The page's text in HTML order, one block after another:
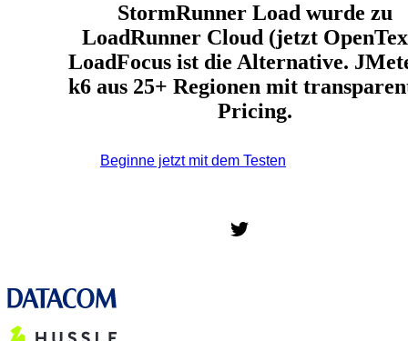
StormRunner Load wurde zu
LoadRunner Cloud (jetzt
LoadFocus ist die Alternative.
k6 aus 25+ Regionen mit
Pricing.
Beginne jetzt mit dem Testen